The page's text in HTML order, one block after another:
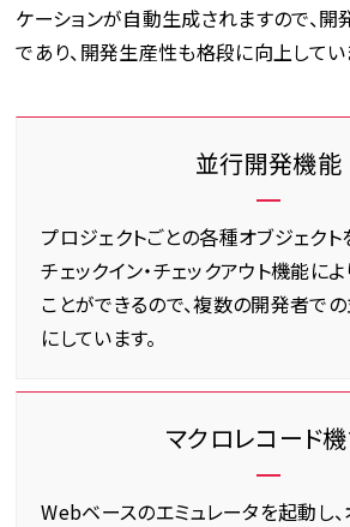
ケーションが自動生成されますので、
であり、開発生産性も格段に向上してい
並行開発機能
プロジェクトごとの各種オブジェクト
チェックイン・チェックアウト機能に
ことができるので、複数の開発者で
にしています。
マクロレコード
Webベースのエミュレータを起動し、